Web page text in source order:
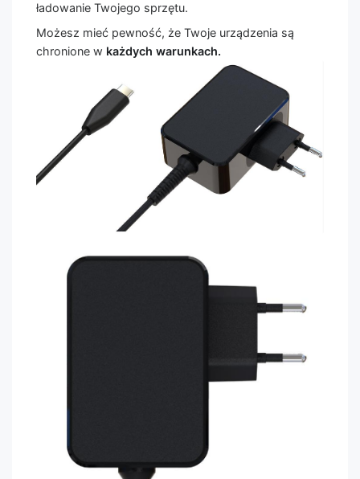
ładowanie Twojego sprzętu.
Możesz mieć pewność, że Twoje urządzenia są
chronione w każdych warunkach.